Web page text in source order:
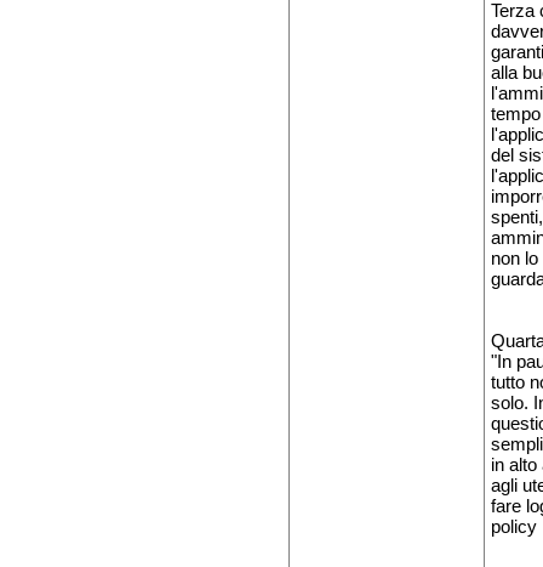
Terza
alla
del
non
"In
tutto
solo.
in alto
agli
fare
policy